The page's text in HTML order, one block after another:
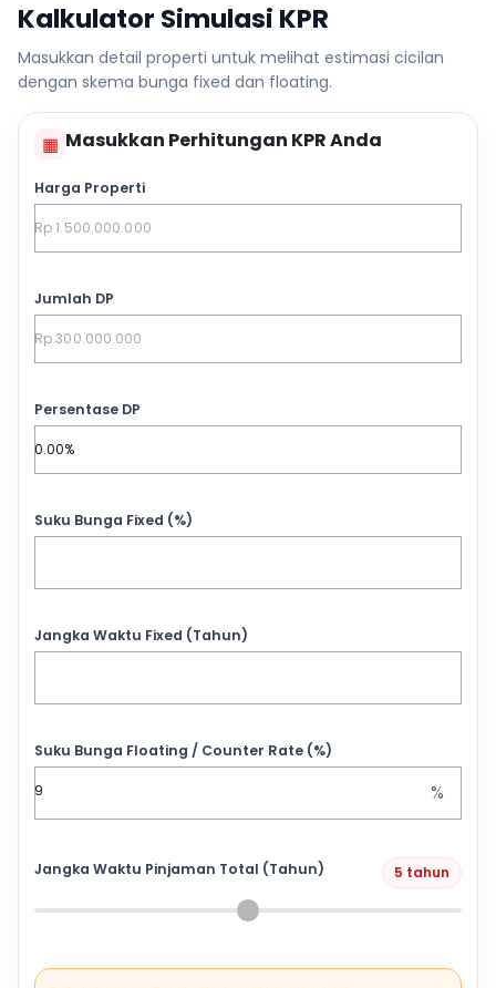
Kalkulator Simulasi KPR
Masukkan detail properti untuk melihat estimasi cicilan
dengan skema bunga fixed dan floating.
▦ Masukkan Perhitungan KPR Anda
Harga Properti
Jumlah DP
Persentase DP
Suku Bunga Fixed (%)
Jangka Waktu Fixed (Tahun)
Suku Bunga Floating / Counter Rate (%)
%
Jangka Waktu Pinjaman Total (Tahun) 5 tahun